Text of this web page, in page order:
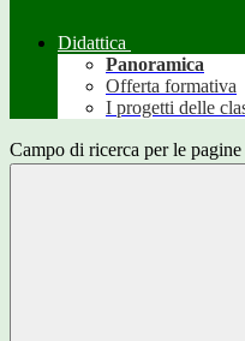
Didattica
Panoramica
Offerta formativa
I progetti delle
Campo di ricerca per le